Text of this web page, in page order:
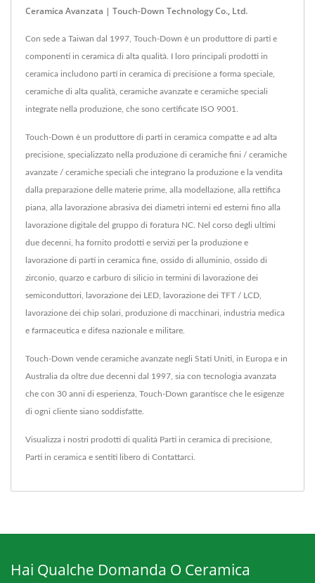
Ceramica Avanzata | Touch-Down Technology Co., Ltd.
Con sede a Taiwan dal 1997, Touch-Down è un produttore di parti e
componenti in ceramica di alta qualità. I loro principali prodotti in
ceramica includono parti in ceramica di precisione a forma speciale,
ceramiche di alta qualità, ceramiche avanzate e ceramiche speciali
integrate nella produzione, che sono certificate ISO 9001.
Touch-Down è un produttore di parti in ceramica compatte e ad alta
precisione, specializzato nella produzione di ceramiche fini / ceramiche
avanzate / ceramiche speciali che integrano la produzione e la vendita
dalla preparazione delle materie prime, alla modellazione, alla rettifica
piana, alla lavorazione abrasiva dei diametri interni ed esterni fino alla
lavorazione digitale del gruppo di foratura NC. Nel corso degli ultimi
due decenni, ha fornito prodotti e servizi per la produzione e
lavorazione di parti in ceramica fine, ossido di alluminio, ossido di
zirconio, quarzo e carburo di silicio in termini di lavorazione dei
semiconduttori, lavorazione dei LED, lavorazione dei TFT / LCD,
lavorazione dei chip solari, produzione di macchinari, industria medica
e farmaceutica e difesa nazionale e militare.
Touch-Down vende ceramiche avanzate negli Stati Uniti, in Europa e in
Australia da oltre due decenni dal 1997, sia con tecnologia avanzata
che con 30 anni di esperienza, Touch-Down garantisce che le esigenze
di ogni cliente siano soddisfatte.
Visualizza i nostri prodotti di qualità Parti in ceramica di precisione
Parti in ceramica e sentiti libero di Contattarci
Hai Qualche Domanda O Ceramica